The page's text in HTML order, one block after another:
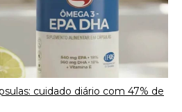
cuidado diário com 47% de